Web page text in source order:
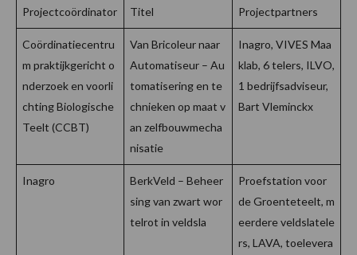
Projectcoördinator Titel Projectpartners
Coördinatiecentru
m praktijkgericht o
nderzoek en voorli
chting Biologische
Teelt (CCBT)
Van Bricoleur naar
Automatiseur – Au
tomatisering en te
chnieken op maat v
an zelfbouwmecha
nisatie
Inagro, VIVES Maa
klab, 6 telers, ILVO,
1 bedrijfsadviseur,
Bart Vleminckx
Inagro
BerkVeld – Beheer
sing van zwart wor
telrot in veldsla
Proefstation voor
de Groenteteelt, m
eerdere veldslatele
rs, LAVA, toelevera